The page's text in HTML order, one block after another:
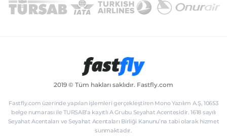
2019 © Tüm hakları saklıdır. Fastfly.com
Fastfly.com üzerinde yapılan işlemleri gerçekleştiren Mono Yazılım A.Ş, 10653
belge numarası ile TURSAB’a kayıtlı A Grubu Seyahat Acentesidir. 1618 sayılı
Seyahat Acentaları ve Seyahat Acentaları Birliği Kanunu’na tabi olarak hizmet
sunmaktadır.